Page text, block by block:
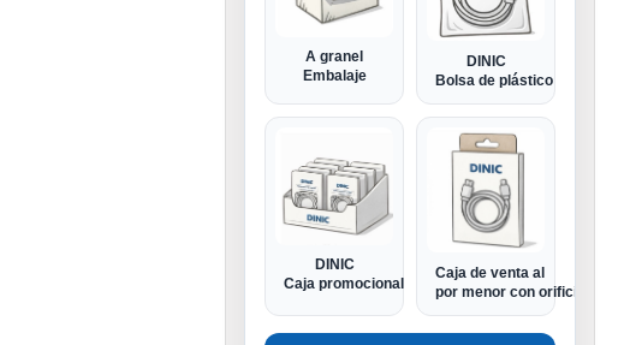
A granel
Embalaje
DINIC
Bolsa de plástico
DINIC
Caja promocional
Caja de venta al
por menor con orificio Euro